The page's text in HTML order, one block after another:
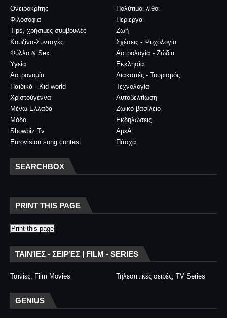
Ονειροκρίτης
Πολύτιμοι λίθοι
Φιλοσοφία
Περίεργα
Tips, χρήσιμες συμβουλές
Ζωή
Κουζίνα-Συνταγές
Σχέσεις - Ψυχολογία
Φύλλο & Sex
Αστρολογία - Ζώδια
Υγεία
Εκκλησία
Αστρονομία
Διακοπές - Τουρισμός
Παιδικά - Kid world
Τεχνολογία
Χριστούγεννα
Αυτοβελτίωση
Μένω Ελλάδα
Ζωικό βασίλειο
Μόδα
Εκδηλώσεις
Showbiz Tv
ΑμεΑ
Eurovision song contest
Πάσχα
SEARCHBOX
PRINT THIS PAGE
Print this page
ΤΑΙΝΊΕΣ - ΣΕΙΡΈΣ | FILM - SERIES
Ταινίες, Film Movies Τηλεοπτικές σειρές, TV Series
GENIUS